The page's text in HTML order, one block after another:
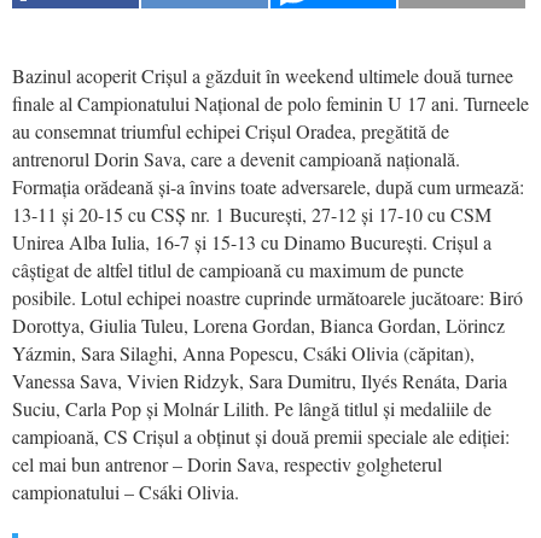
Bazinul acoperit Crișul a găzduit în weekend ultimele două turnee
finale al Campionatului Național de polo feminin U 17 ani. Turneele
au consemnat triumful echipei Crișul Oradea, pregătită de
antrenorul Dorin Sava, care a devenit campioană națională.
Formația orădeană și-a învins toate adversarele, după cum urmează:
13-11 și 20-15 cu CSȘ nr. 1 București, 27-12 și 17-10 cu CSM
Unirea Alba Iulia, 16-7 și 15-13 cu Dinamo București. Crișul a
câștigat de altfel titlul de campioană cu maximum de puncte
posibile. Lotul echipei noastre cuprinde următoarele jucătoare: Biró
Dorottya, Giulia Tuleu, Lorena Gordan, Bianca Gordan, Lörincz
Yázmin, Sara Silaghi, Anna Popescu, Csáki Olivia (căpitan),
Vanessa Sava, Vivien Ridzyk, Sara Dumitru, Ilyés Renáta, Daria
Suciu, Carla Pop și Molnár Lilith. Pe lângă titlul și medaliile de
campioană, CS Crișul a obținut și două premii speciale ale ediției:
cel mai bun antrenor – Dorin Sava, respectiv golgheterul
campionatului – Csáki Olivia.